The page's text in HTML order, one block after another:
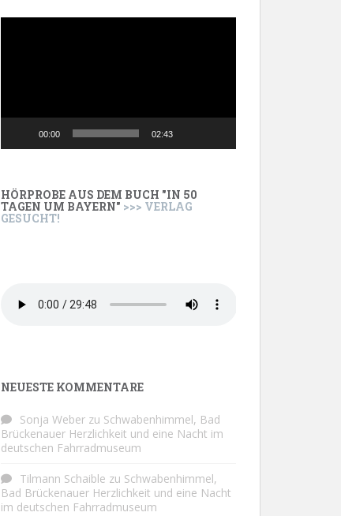
00:00 02:43
HÖRPROBE AUS DEM BUCH "IN 50
TAGEN UM BAYERN" >>> VERLAG
GESUCHT!
NEUESTE KOMMENTARE
Sonja Weber zu Schwabenhimmel, Bad
Brückenauer Herzlichkeit und eine Nacht im
deutschen Fahrradmuseum
Tilmann Schaible zu Schwabenhimmel,
Bad Brückenauer Herzlichkeit und eine Nacht
im deutschen Fahrradmuseum